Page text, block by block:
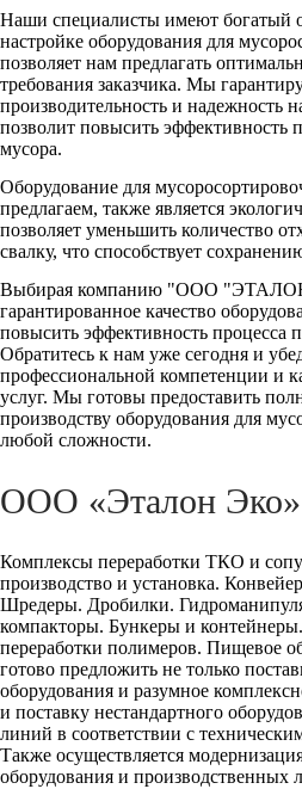
Наши специалисты имеют богатый
настройке оборудования для
позволяет нам предлагать
требования заказчика. Мы
производительность и надежность
позволит повысить эффективность
мусора.
Оборудование для
предлагаем, также является
позволяет уменьшить количество
свалку, что способствует
Выбирая компанию "ООО
гарантированное качество
повысить эффективность процесса
Обратитесь к нам уже сегодня и
профессиональной компетенции и
услуг. Мы готовы предоставить
производству оборудования для
любой сложности.
ООО «Эталон Эко»
Комплексы переработки ТКО и
производство и установка.
Шредеры. Дробилки.
компакторы. Бункеры и
переработки полимеров. Пищевое
готово предложить не только
оборудования и разумное
и поставку нестандартного
линий в соответствии с
Также осуществляется
оборудования и производственных